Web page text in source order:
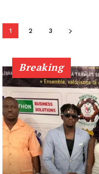
1 2 3
Breaking